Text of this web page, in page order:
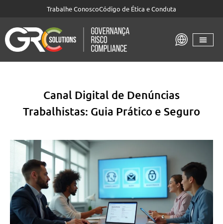
Trabalhe ConoscoCódigo de Ética e Conduta
Canal Digital de Denúncias
Trabalhistas: Guia Prático e Seguro